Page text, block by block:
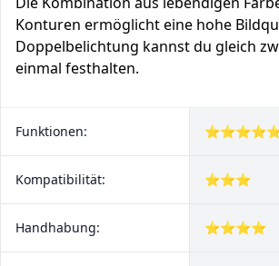
Konturen ermöglicht eine hohe
Doppelbelichtung kannst du gleich
einmal festhalten.
Funktionen:
Kompatibilität: ⭐⭐⭐
Handhabung: ⭐⭐⭐⭐